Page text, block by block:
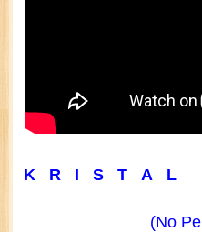
K R I S T A L
(No